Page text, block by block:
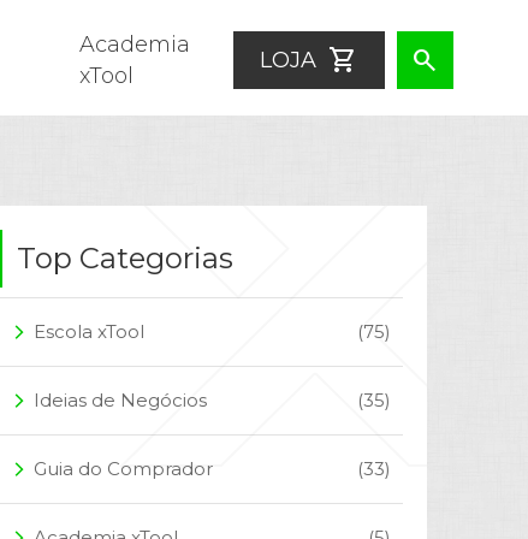
Academia
xTool
LOJA shopping_cart search
Top Categorias
arrow_forward_ios Escola xTool (75)
arrow_forward_ios Ideias de Negócios (35)
arrow_forward_ios Guia do Comprador (33)